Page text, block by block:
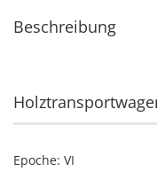
Beschreibung
Epoche: VI